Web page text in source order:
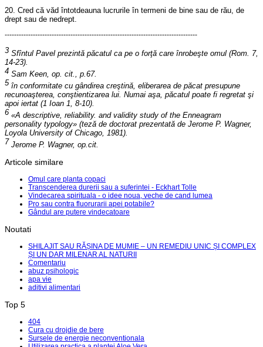
20. Cred că văd întotdeauna lucrurile în termeni de bine sau de rău, de
drept sau de nedrept.
----------------------------------------------------------------------------------
3 Sfîntul Pavel prezintă păcatul ca pe o forţă care înrobeşte omul (Rom. 7,
14-23).
4 Sam Keen, op. cit., p.67.
5 în conformitate cu gândirea creştină, eliberarea de păcat presupune
recunoaşterea, conştientizarea lui. Numai aşa, păcatul poate fi regretat şi
apoi iertat (1 Ioan 1, 8-10).
6 «A descriptive, reliability. and validity study of the Enneagram
personality typology» (teză de doctorat prezentată de Jerome P. Wagner,
Loyola University of Chicago, 1981).
7 Jerome P. Wagner, op.cit.
Articole similare
Omul care planta copaci
Transcenderea durerii sau a suferintei - Eckhart Tolle
Vindecarea spirituala - o idee noua, veche de cand lumea
Pro sau contra fluorurarii apei potabile?
Gândul are putere vindecatoare
Noutati
SHILAJIT SAU RĂȘINA DE MUMIE – UN REMEDIU UNIC ȘI COMPLEX
ȘI UN DAR MILENAR AL NATURII
Comentariu
abuz psihologic
apa vie
aditivi alimentari
Top 5
404
Cura cu drojdie de bere
Sursele de energie neconventionala